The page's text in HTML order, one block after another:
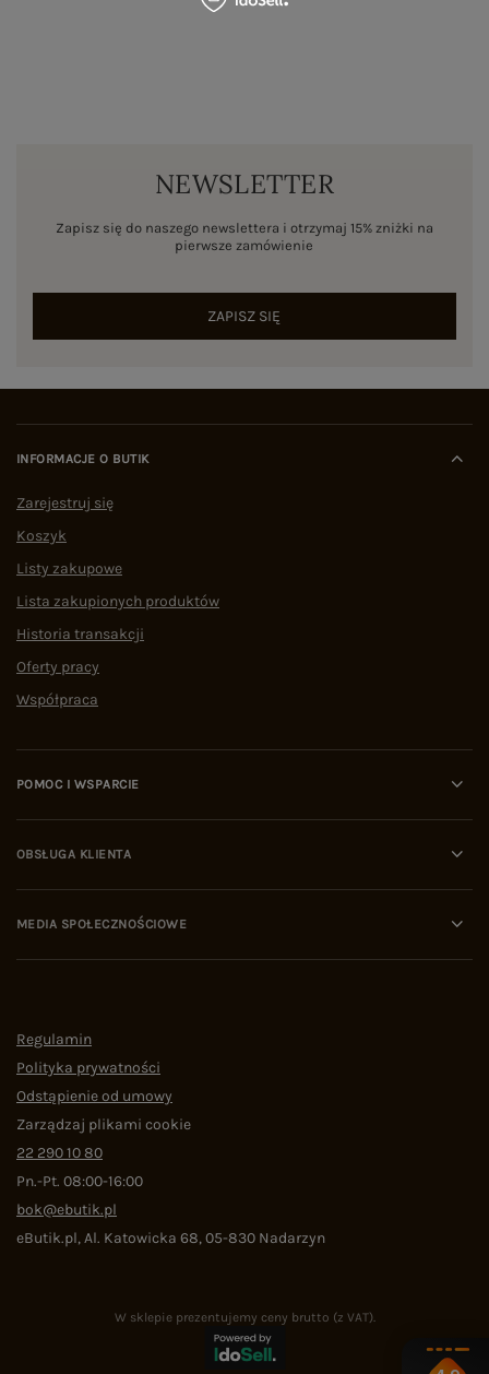
NEWSLETTER
Zapisz się do naszego newslettera i otrzymaj 15% zniżki na
pierwsze zamówienie
ZAPISZ SIĘ
INFORMACJE O BUTIK
Zarejestruj się
Koszyk
Listy zakupowe
Lista zakupionych produktów
Historia transakcji
Oferty pracy
Współpraca
POMOC I WSPARCIE
OBSŁUGA KLIENTA
MEDIA SPOŁECZNOŚCIOWE
Regulamin
Polityka prywatności
Odstąpienie od umowy
Zarządzaj plikami cookie
22 290 10 80
Pn.-Pt. 08:00-16:00
bok@ebutik.pl
eButik.pl,Al. Katowicka 68,05-830 Nadarzyn
W sklepie prezentujemy ceny brutto (z VAT).